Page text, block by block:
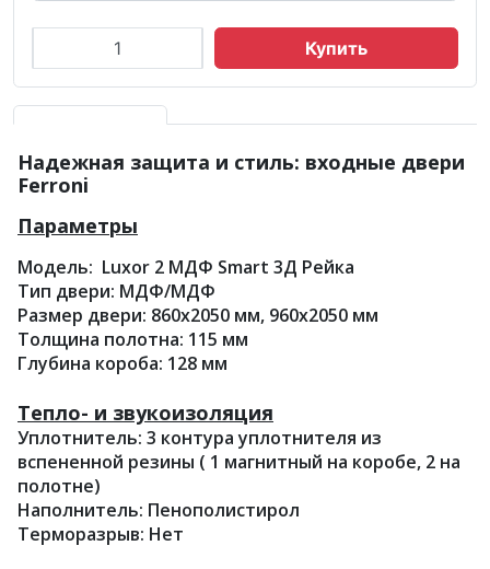
Купить
Надежная защита и стиль: входные двери
Ferroni
Параметры
Модель: Luxor 2 МДФ Smart 3Д Рейка
Тип двери: МДФ/МДФ
Размер двери: 860х2050 мм, 960х2050 мм
Толщина полотна: 115 мм
Глубина короба: 128 мм
Тепло- и звукоизоляция
Уплотнитель: 3 контура уплотнителя из
вспененной резины ( 1 магнитный на коробе, 2 на
полотне)
Наполнитель: Пенополистирол
Терморазрыв: Нет